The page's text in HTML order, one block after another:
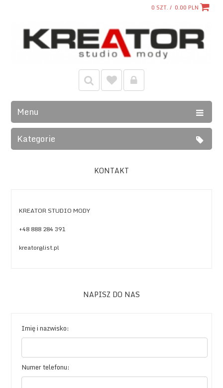
0 SZT. / 0.00 PLN
Menu
Kategorie
KONTAKT
KREATOR STUDIO MODY
+48 888 284 391
kreator@list.pl
NAPISZ DO NAS
Imię i nazwisko:
Numer telefonu: